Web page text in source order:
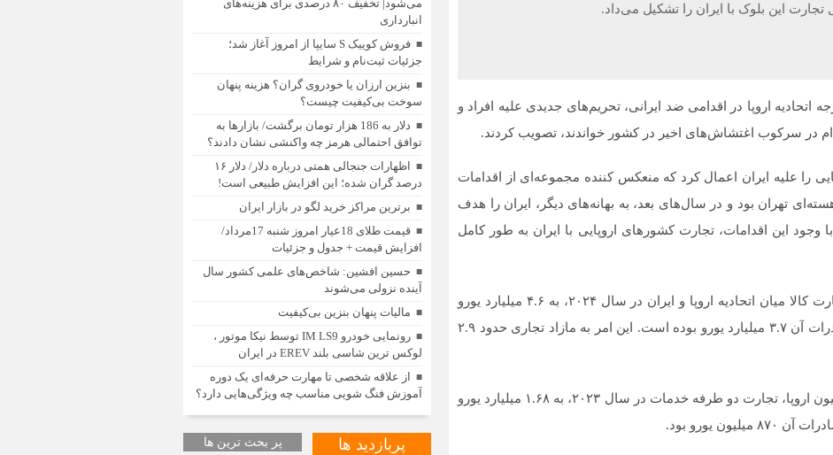
این بلوک با ایران را تشکیل می‌داد.
اتحادیه اروپا در اقدامی ضد ایرانی، تحریم‌های جدیدی علیه افراد و
در سرکوب اغتشاش‌های اخیر در کشور خواندند، تصویب کردند.
اولین بار در اواخر دهه ۲۰۰۰، تحریم‌هایی را علیه ایران اعمال کرد که منعکس کننده مجموعه‌ای از اقدامات
تهران بود و در سال‌های بعد، به بهانه‌های دیگر، ایران را هدف
وجود این اقدامات، تجارت کشور‌های اروپایی با ایران به طور کامل
طبق گزارش اداره آمار اروپا (یورواستات)، کل تجارت کالا میان اتحادیه اروپا و ایران در سال ۲۰۲۴، به ۴.۶ میلیارد یورو
رسید. واردات اتحادیه اروپا ۸۵۰ میلیون یورو و صادرات آن ۳.۷ میلیارد یورو بوده است. این امر به مازاد تجاری حدود ۲.۹
تجارت خدمات نیز ادامه یافت. طبق گزارش کمیسیون اروپا، تجارت دو طرفه خدمات در سال ۲۰۲۳، به ۱.۶۸ میلیارد یورو
می‌شود| تخفیف ۸۰ درصدی برای هزینه‌های
انبارداری
فروش کوییک S سایپا از امروز آغاز شد؛
جزئیات ثبت‌نام و شرایط
بنزین ارزان یا خودروی گران؟ هزینه پنهان
سوخت بی‌کیفیت چیست؟
دلار به 186 هزار تومان برگشت/ بازارها به
توافق احتمالی هرمز چه واکنشی نشان دادند؟
اظهارات جنجالی همتی درباره دلار/ دلار ۱۶
درصد گران شده؛ این افزایش طبیعی است!
برترین مراکز خرید لگو در بازار ایران
قیمت طلای 18عیار امروز شنبه 17مرداد/
افزایش قیمت + جدول و جزئیات
حسین افشین: شاخص‌های علمی کشور سال
آینده نزولی می‌شوند
مالیات پنهان بنزین بی‌کیفیت
رونمایی خودرو IM LS9 توسط نیکا موتور ،
لوکس ترین شاسی بلند EREV در ایران
از علاقه شخصی تا مهارت حرفه‌ای یک دوره
آموزش فنگ شویی مناسب چه ویژگی‌هایی دارد؟
پربازدید ها پر بحث ترین ها